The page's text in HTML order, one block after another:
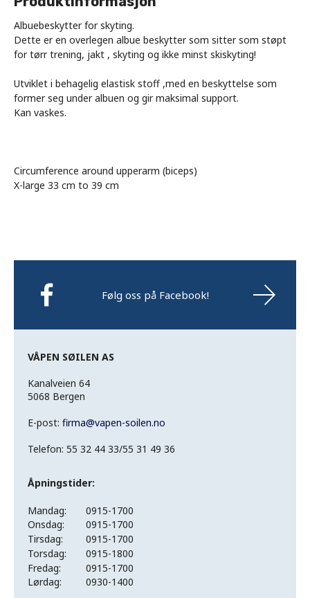
Albuebeskytter for skyting.
Dette er en overlegen albue beskytter som sitter som støpt
for tørr trening, jakt , skyting og ikke minst skiskyting!
Utviklet i behagelig elastisk stoff ,med en beskyttelse som
former seg under albuen og gir maksimal support.
Kan vaskes.
Circumference around upperarm (biceps)
X-large 33 cm to 39 cm
Følg oss på Facebook!
VÅPEN SØILEN AS
Kanalveien 64
5068 Bergen
E-post: firma@vapen-soilen.no
Telefon: 55 32 44 33/55 31 49 36
Åpningstider:
Mandag:
0915-1700
Onsdag:
0915-1700
Tirsdag:
0915-1700
Torsdag:
0915-1800
Fredag:
0915-1700
Lørdag:
0930-1400